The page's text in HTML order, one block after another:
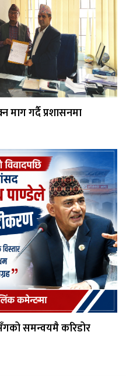
माग गर्दै प्रशासनमा
समन्वयमै करिडोर